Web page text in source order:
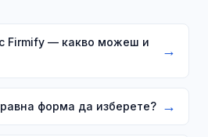
Firmify — какво можеш и
→
форма да изберете? →